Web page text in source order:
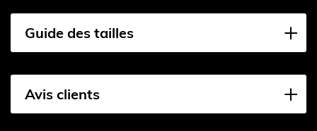
Guide des tailles
Avis clients